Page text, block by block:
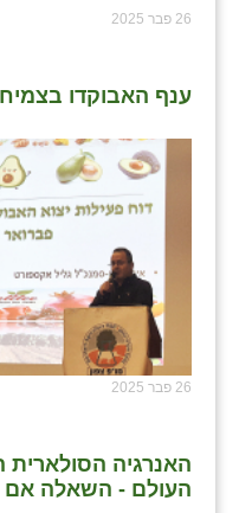
26 פבר 2025
ענף האבוקדו
26 פבר 2025
האנרגיה
העולם - השאלה אם